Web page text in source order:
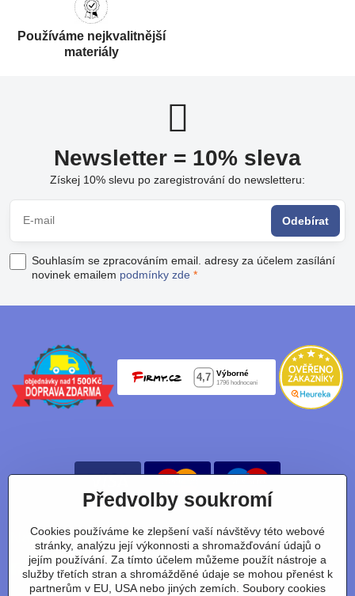
Používáme nejkvalitnější
materiály
Newsletter = 10% sleva
Získej 10% slevu po zaregistrování do newsletteru:
Odebírat
Souhlasím se zpracováním email. adresy za účelem zasílání
novinek emailem podmínky zde *
Nájdete nás taky na:
Facebook Instagram Youtube Tiktok
Předvolby soukromí
Cookies používáme ke zlepšení vaší návštěvy této webové
stránky, analýzu její výkonnosti a shromažďování údajů o
jejím používání. Za tímto účelem můžeme použít nástroje a
služby třetích stran a shromážděné údaje se mohou přenést k
partnerům v EU, USA nebo jiných zemích. Soubory cookies